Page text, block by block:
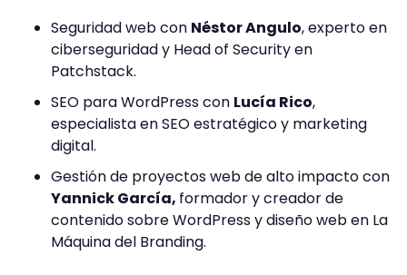
Seguridad web con Néstor Angulo, experto en
ciberseguridad y Head of Security en
Patchstack.
SEO para WordPress con Lucía Rico,
especialista en SEO estratégico y marketing
digital.
Gestión de proyectos web de alto impacto con
Yannick García, formador y creador de
contenido sobre WordPress y diseño web en La
Máquina del Branding.